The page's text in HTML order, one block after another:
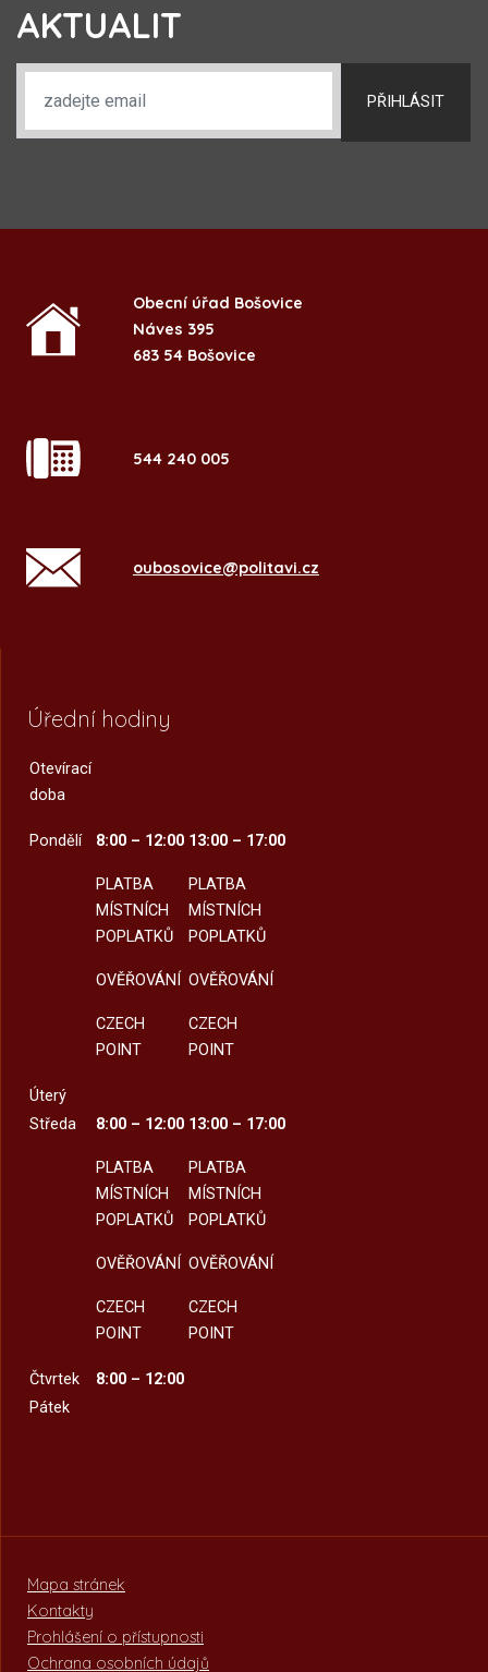
AKTUALIT
PŘIHLÁSIT
Obecní úřad Bošovice
Náves 395
683 54 Bošovice
544 240 005
oubosovice@politavi.cz
Úřední hodiny
Otevírací
doba
Pondělí 8:00 – 12:00
PLATBA
MÍSTNÍCH
POPLATKŮ
OVĚŘOVÁNÍ
CZECH
POINT
13:00 – 17:00
PLATBA
MÍSTNÍCH
POPLATKŮ
OVĚŘOVÁNÍ
CZECH
POINT
Úterý
Středa
8:00 – 12:00
PLATBA
MÍSTNÍCH
POPLATKŮ
OVĚŘOVÁNÍ
CZECH
POINT
13:00 – 17:00
PLATBA
MÍSTNÍCH
POPLATKŮ
OVĚŘOVÁNÍ
CZECH
POINT
Čtvrtek
8:00 – 12:00
Pátek
Mapa stránek
Kontakty
Prohlášení o přístupnosti
Ochrana osobních údajů